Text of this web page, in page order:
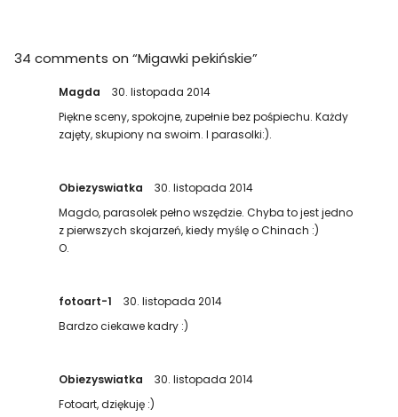
34 comments on “Migawki pekińskie”
Magda
30. listopada 2014
Piękne sceny, spokojne, zupełnie bez pośpiechu. Każdy
zajęty, skupiony na swoim. I parasolki:).
Obiezyswiatka
30. listopada 2014
Magdo, parasolek pełno wszędzie. Chyba to jest jedno
z pierwszych skojarzeń, kiedy myślę o Chinach :)
O.
fotoart-1
30. listopada 2014
Bardzo ciekawe kadry :)
Obiezyswiatka
30. listopada 2014
Fotoart, dziękuję :)